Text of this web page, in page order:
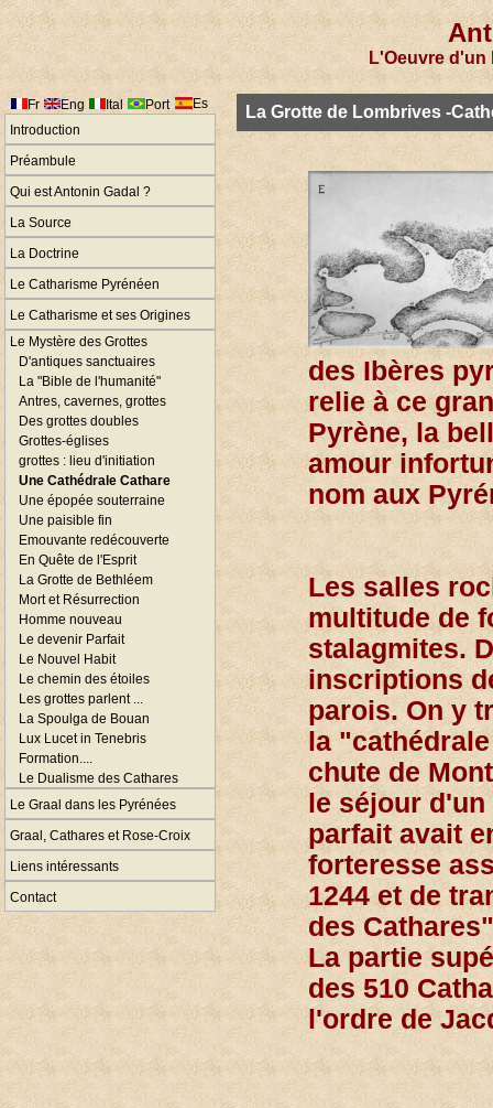
L'Oeuvre
Fr Eng Ital Port
Es
Introduction
Préambule
Qui est Antonin Gadal ?
La Source
La Doctrine
Le Catharisme Pyrénéen
Le Catharisme et ses Origines
Le Mystère des Grottes
D'antiques sanctuaires
La "Bible de l'humanité"
Antres, cavernes, grottes
Des grottes doubles
Grottes-églises
grottes : lieu d'initiation
Une Cathédrale Cathare
Une épopée souterraine
Une paisible fin
Emouvante redécouverte
En Quête de l'Esprit
La Grotte de Bethléem
Mort et Résurrection
Homme nouveau
Le devenir Parfait
Le Nouvel Habit
Le chemin des étoiles
Les grottes parlent ...
La Spoulga de Bouan
Lux Lucet in Tenebris
Formation....
Le Dualisme des Cathares
Le Graal dans les Pyrénées
Graal, Cathares et Rose-Croix
Liens intéressants
Contact
La Grotte de Lombrives -
des Ibères
relie à ce
Pyrène, la
amour
nom aux
Les salles
multitude de
stalagmites.
inscriptions
parois. On y
la
chute de
le séjour
parfait avait
forteresse
1244 et de
des
La partie
des 510
l'ordre de